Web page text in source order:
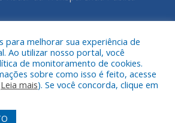
a Prefeitura Municipal de Rondon do
Pará
Acessar o Webmail
para melhorar sua experiência de
Ao utilizar nosso portal, você
de monitoramento de cookies.
sobre como isso é feito, acesse
Leia mais). Se você concorda, clique em